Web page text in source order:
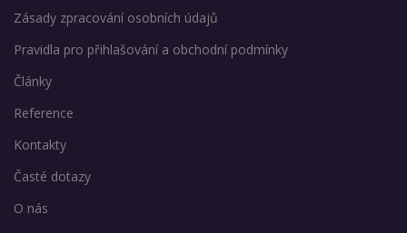
Zásady zpracování osobních údajů
Pravidla pro přihlašování a obchodní podmínky
Články
Reference
Kontakty
Časté dotazy
O nás